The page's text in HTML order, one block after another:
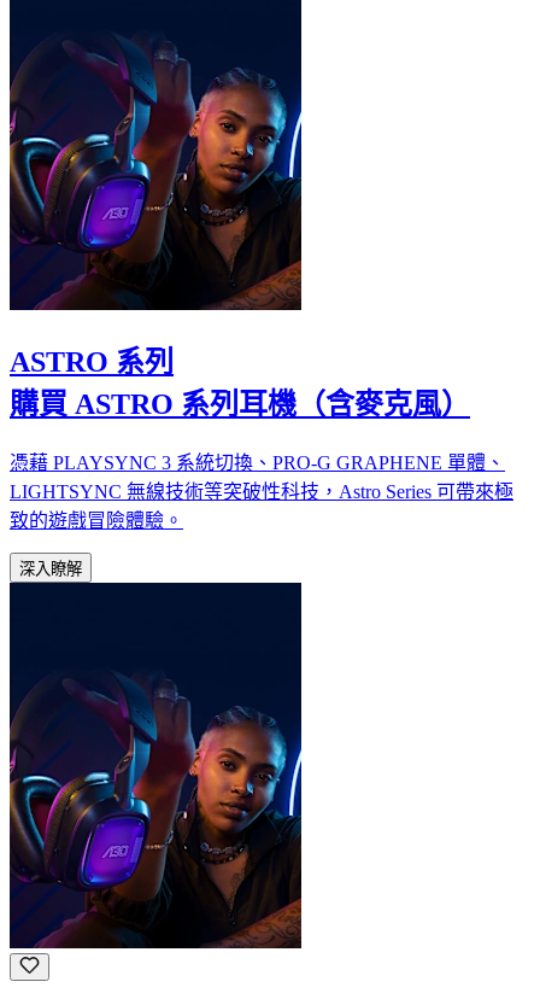
ASTRO 系列
購買 ASTRO 系列耳機（含麥克風）
憑藉 PLAYSYNC 3 系統切換、PRO-G GRAPHENE 單體、
LIGHTSYNC 無線技術等突破性科技，Astro Series 可帶來極
致的遊戲冒險體驗。
深入瞭解